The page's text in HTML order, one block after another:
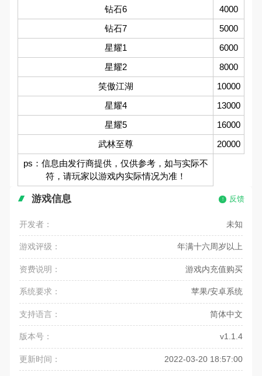
钻石6
4000
钻石7
5000
星耀1
6000
星耀2
8000
笑傲江湖
10000
星耀4
13000
星耀5
16000
武林至尊
20000
ps：信息由发行商提供，仅供参考，如与实际不
符，请玩家以游戏内实际情况为准！
游戏信息 反馈
开发者： 未知
游戏评级： 年满十六周岁以上
资费说明： 游戏内充值购买
系统要求： 苹果/安卓系统
支持语言： 简体中文
版本号： v1.1.4
更新时间： 2022-03-20 18:57:00